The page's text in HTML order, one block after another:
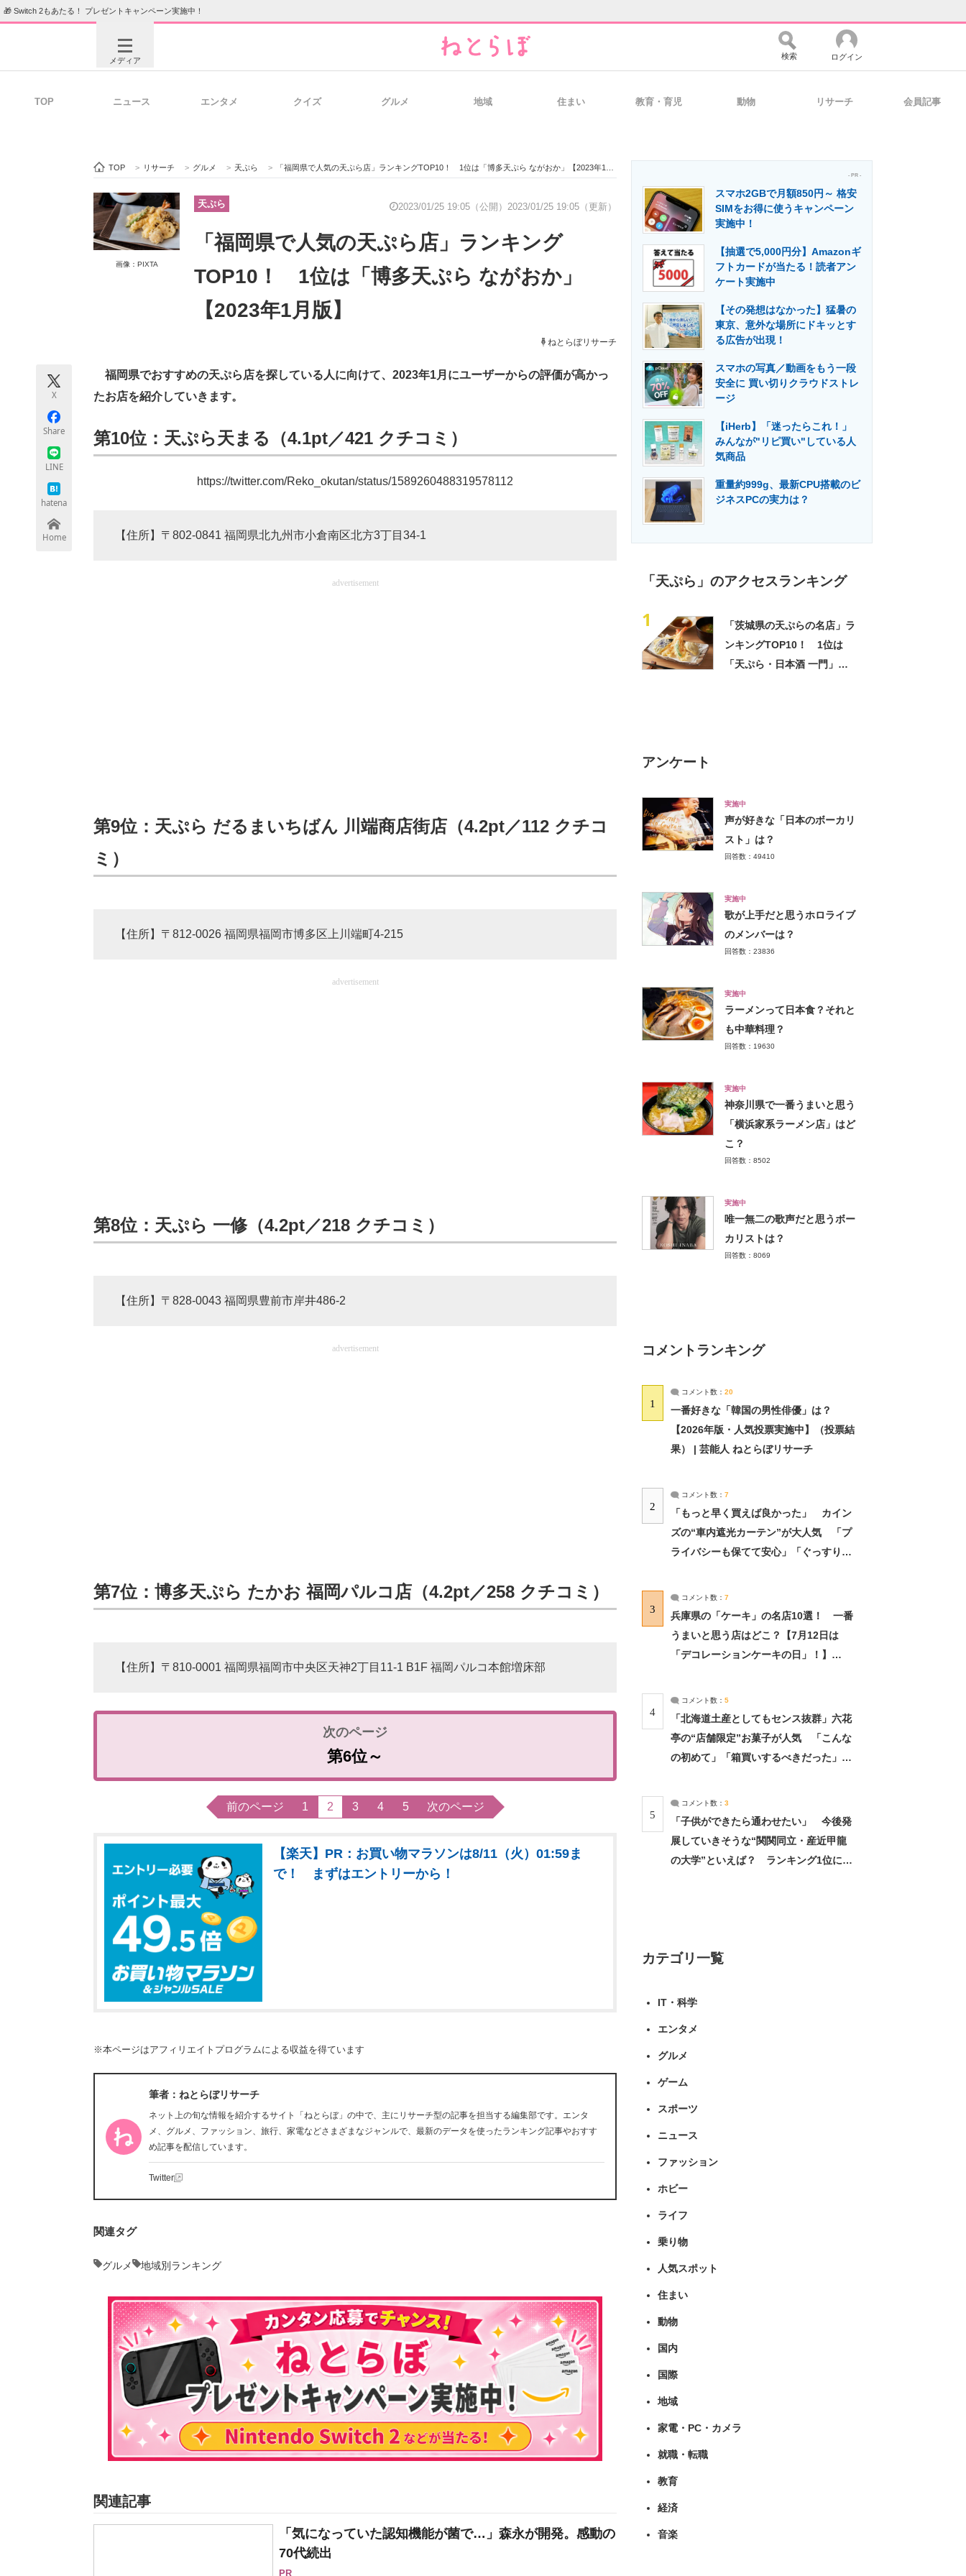
🎁 Switch 2もあたる！ プレゼントキャンペーン実施中！
メディア
ビジネスと働き方のヒント 経営リーダーのコミュニティ マーケ×ITの今がよく分かる
ITエンジニア向け専門サイト 製造業のIT導入・活用を支援
エネルギーの専門メディア 建設×テクノロジーの最前線
ちょっと気になるネットの話題
検索 ログイン
TOP ニュース エンタメ クイズ グルメ 地域 住まい 教育・育児 動物 リサーチ 会員記事
TOP > リサーチ > グルメ > 天ぷら > 「福岡県で人気の天ぷら店」ランキングTOP10！ 1位は「博多天ぷら ながおか」【2023年1月版】
画像：PIXTA
天ぷら 2023/01/25 19:05（公開） 2023/01/25 19:05（更新）
「福岡県で人気の天ぷら店」ランキング
TOP10！ 1位は「博多天ぷら ながおか」
【2023年1月版】
ねとらぼリサーチ
X
Share
LINE
hatena
Home
福岡県でおすすめの天ぷら店を探している人に向けて、2023年1月にユーザーからの評価が高かっ
たお店を紹介していきます。
第10位：天ぷら天まる（4.1pt／421 クチコミ）
https://twitter.com/Reko_okutan/status/1589260488319578112
【住所】〒802-0841 福岡県北九州市小倉南区北方3丁目34-1
advertisement
第9位：天ぷら だるまいちばん 川端商店街店（4.2pt／112 クチコ
ミ）
【住所】〒812-0026 福岡県福岡市博多区上川端町4-215
advertisement
第8位：天ぷら 一修（4.2pt／218 クチコミ）
【住所】〒828-0043 福岡県豊前市岸井486-2
advertisement
第7位：博多天ぷら たかお 福岡パルコ店（4.2pt／258 クチコミ）
【住所】〒810-0001 福岡県福岡市中央区天神2丁目11-1 B1F 福岡パルコ本館増床部
第6位～
前のページ 1 2 3 4 5 次のページ
【楽天】PR：お買い物マラソンは8/11（火）01:59ま
で！ まずはエントリーから！
※本ページはアフィリエイトプログラムによる収益を得ています
筆者：ねとらぼリサーチ
ネット上の旬な情報を紹介するサイト「ねとらぼ」の中で、主にリサーチ型の記事を担当する編集部です。エンタ
メ、グルメ、ファッション、旅行、家電などさまざまなジャンルで、最新のデータを使ったランキング記事やおすす
め記事を配信しています。
Twitter
関連タグ
グルメ 地域別ランキング
関連記事
「気になっていた認知機能が菌で…」森永が開発。感動の
70代続出
PR
- PR -
スマホ2GBで月額850円～ 格安
SIMをお得に使うキャンペーン
実施中！
【抽選で5,000円分】Amazonギ
フトカードが当たる！読者アン
ケート実施中
【その発想はなかった】猛暑の
東京、意外な場所にドキッとす
る広告が出現！
スマホの写真／動画をもう一段
安全に 買い切りクラウドストレ
ージ
【iHerb】「迷ったらこれ！」
みんなが"リピ買い"している人
気商品
重量約999g、最新CPU搭載のビ
ジネスPCの実力は？
「天ぷら」のアクセスランキング
1
「茨城県の天ぷらの名店」ラ
ンキングTOP10！ 1位は
「天ぷら・日本酒 一門」
アンケート
実施中
声が好きな「日本のボーカリ
スト」は？
回答数：49410
実施中
歌が上手だと思うホロライブ
のメンバーは？
回答数：23836
実施中
ラーメンって日本食？それと
も中華料理？
回答数：19630
実施中
神奈川県で一番うまいと思う
「横浜家系ラーメン店」はど
こ？
回答数：8502
実施中
唯一無二の歌声だと思うボー
カリストは？
回答数：8069
コメントランキング
1
コメント数： 20
一番好きな「韓国の男性俳優」は？
【2026年版・人気投票実施中】（投票結
果） | 芸能人 ねとらぼリサーチ
2
コメント数： 7
「もっと早く買えば良かった」 カイン
ズの“車内遮光カーテン”が大人気 「プ
ライバシーも保てて安心」「ぐっすり眠
3
コメント数： 7
兵庫県の「ケーキ」の名店10選！ 一番
うまいと思う店はどこ？【7月12日は
「デコレーションケーキの日」！】
4
コメント数： 5
「北海道土産としてもセンス抜群」六花
亭の“店舗限定”お菓子が人気 「こんな
の初めて」「箱買いするべきだった」
5
コメント数： 3
「子供ができたら通わせたい」 今後発
展していきそうな“関関同立・産近甲龍
の大学”といえば？ ランキング1位に学
カテゴリ一覧
IT・科学
エンタメ
グルメ
ゲーム
スポーツ
ニュース
ファッション
ホビー
ライフ
乗り物
人気スポット
住まい
動物
国内
国際
地域
家電・PC・カメラ
就職・転職
教育
経済
音楽